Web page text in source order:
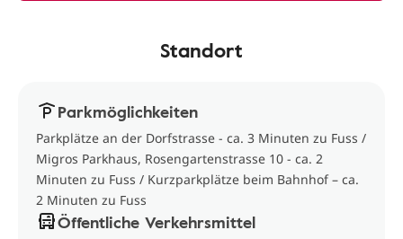
Standort
Parkmöglichkeiten
Parkplätze an der Dorfstrasse - ca. 3 Minuten zu Fuss /
Migros Parkhaus, Rosengartenstrasse 10 - ca. 2
Minuten zu Fuss / Kurzparkplätze beim Bahnhof – ca.
2 Minuten zu Fuss
Öffentliche Verkehrsmittel